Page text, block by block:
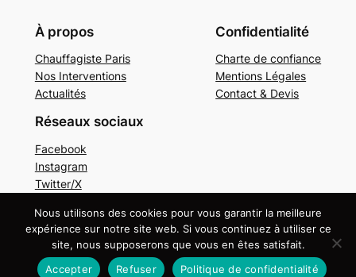
À propos
Chauffagiste Paris
Nos Interventions
Actualités
Confidentialité
Charte de confiance
Mentions Légales
Contact & Devis
Réseaux sociaux
Facebook
Instagram
Twitter/X
Copyright © 2024. Tous droits réservés.Mentions
légales
Nous utilisons des cookies pour vous garantir la meilleure
expérience sur notre site web. Si vous continuez à utiliser ce
site, nous supposerons que vous en êtes satisfait.
Accepter
Refuser Politique de confidentialité